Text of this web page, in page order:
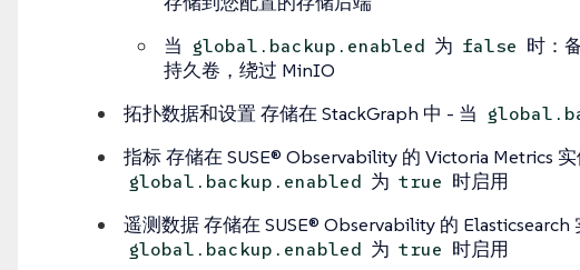
当 global.backup.enabled 为 false 时：
持久卷，绕过 MinIO
拓扑数据和设置 存储在 StackGraph 中 - 当
指标存储在 SUSE® Observability 的 Victoria Metrics
global.backup.enabled 为 true 时启用
遥测数据存储在 SUSE® Observability 的 Elasticsearch
global.backup.enabled 为 true 时启用